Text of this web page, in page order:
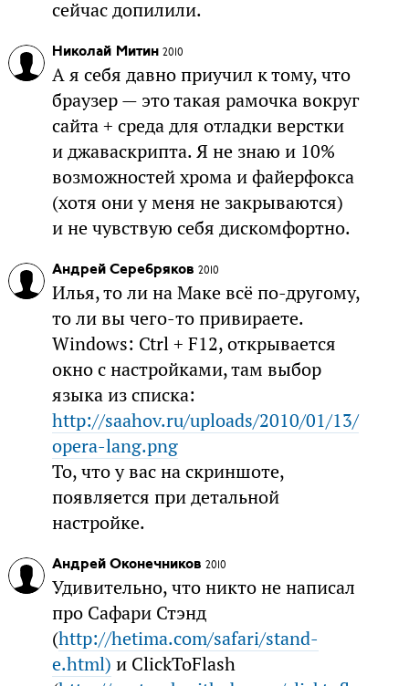
сейчас допилили.
Николай Митин 2010
А я себя давно приучил к тому, что
браузер — это такая рамочка вокруг
сайта + среда для отладки верстки
и джаваскрипта. Я не знаю и 10%
возможностей хрома и файерфокса
(хотя они у меня не закрываются)
и не чувствую себя дискомфортно.
Андрей Серебряков 2010
Илья, то ли на Маке всё по-другому,
то ли вы чего-то привираете.
Windows: Ctrl + F12, открывается
окно с настройками, там выбор
языка из списка:
http://saahov.ru/uploads/2010/01/13/
opera-lang.png
То, что у вас на скриншоте,
появляется при детальной
настройке.
Андрей Оконечников 2010
Удивительно, что никто не написал
про Сафари Стэнд
(http://hetima.com/safari/stand-
e.html) и ClickToFlash